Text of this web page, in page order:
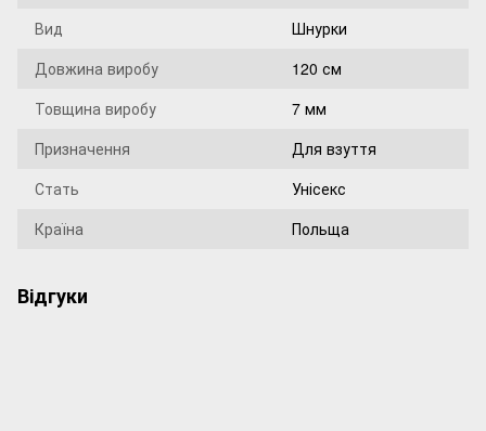
Вид
Шнурки
Довжина виробу
120 см
Товщина виробу
7 мм
Призначення
Для взуття
Стать
Унісекс
Країна
Польща
Відгуки